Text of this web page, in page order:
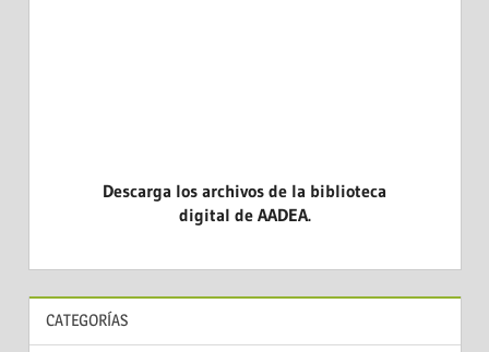
Descarga los archivos de la biblioteca
digital de AADEA.
CATEGORÍAS